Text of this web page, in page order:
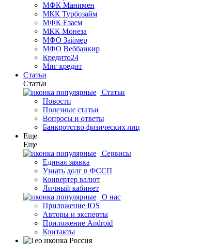
МФК Манимен
МКК Турбозайм
МФК Езаем
МКК Монеза
МФО Займер
МФО Веббанкир
Кредито24
Миг кредит
Статьи
Статьи
Статьи
Новости
Полезные статьи
Вопросы и ответы
Банкротство физических лиц
Еще
Еще
Сервисы
Единая заявка
Узнать долг в ФССП
Конвертер валют
Личный кабинет
О нас
Приложение IOS
Авторы и эксперты
Приложение Android
Контакты
Россия